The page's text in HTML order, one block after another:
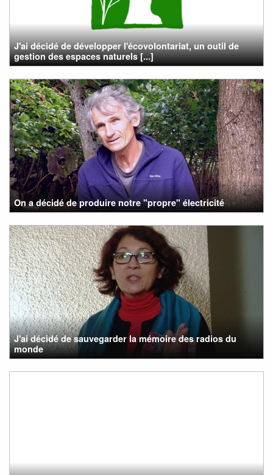
J'ai décidé de développer l'écovolontariat, un outil de
gestion des espaces naturels [...]
On a décidé de produire notre "propre" électricité
J'ai décidé de sauvegarder la mémoire des radios du
monde